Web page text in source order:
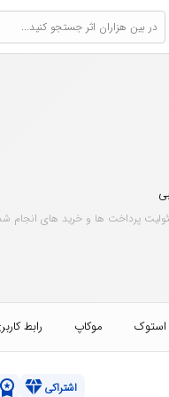
پرداخت ها و خرید های انجام
استوک موکاپ رابط
اشتراکیdiamond
workspace_premium